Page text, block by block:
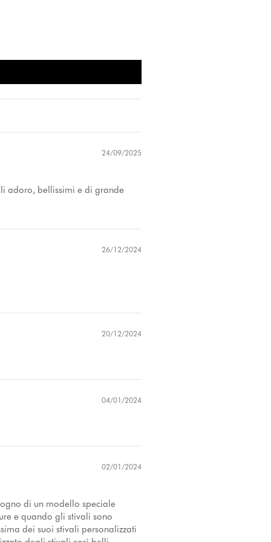
24/09/2025
adoro, bellissimi e di grande
26/12/2024
20/12/2024
04/01/2024
02/01/2024
di un modello speciale
e quando gli stivali sono
dei suoi stivali personalizzati